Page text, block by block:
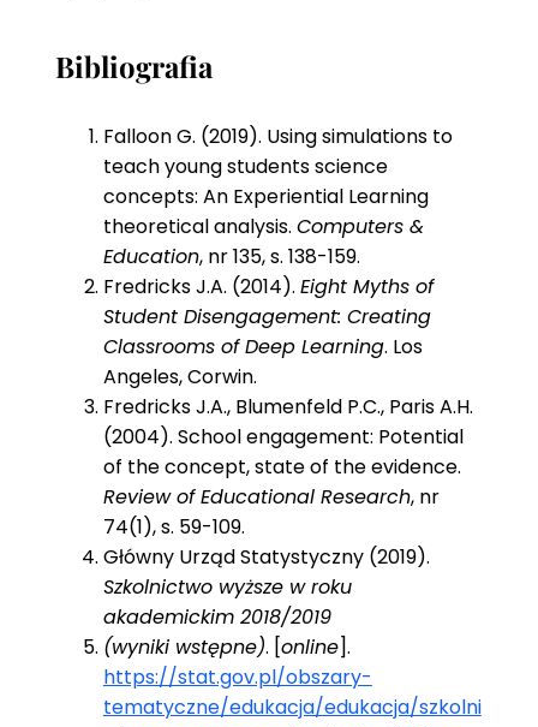
Bibliografia
Falloon G. (2019). Using simulations to
teach young students science
concepts: An Experiential Learning
theoretical analysis. Computers &
Education, nr 135, s. 138-159.
Fredricks J.A. (2014). Eight Myths of
Student Disengagement: Creating
Classrooms of Deep Learning. Los
Angeles, Corwin.
Fredricks J.A., Blumenfeld P.C., Paris A.H.
(2004). School engagement: Potential
of the concept, state of the evidence.
Review of Educational Research, nr
74(1), s. 59-109.
Główny Urząd Statystyczny (2019).
Szkolnictwo wyższe w roku
akademickim 2018/2019
(wyniki wstępne). [online].
https://stat.gov.pl/obszary-
tematyczne/edukacja/edukacja/szkolni